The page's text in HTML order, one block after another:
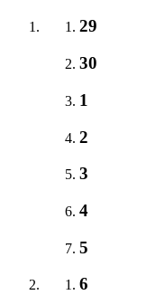
29
30
1
2
3
4
5
6